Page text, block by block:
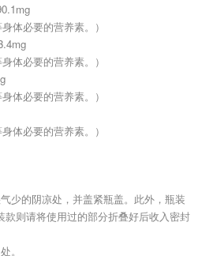
体必要的营养素。）
体必要的营养素。）
体必要的营养素。）
体必要的营养素。）
少的阴凉处，并盖紧瓶盖。此外，瓶装
则请将使用过的部分折叠好后收入密封
。